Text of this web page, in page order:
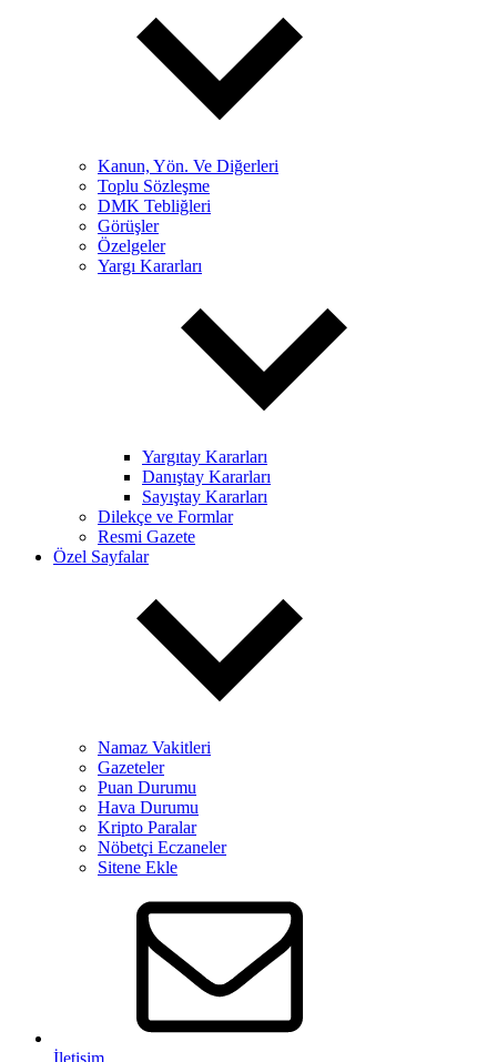
Kanun, Yön. Ve Diğerleri
Toplu Sözleşme
DMK Tebliğleri
Görüşler
Özelgeler
Yargı Kararları
Yargıtay Kararları
Danıştay Kararları
Sayıştay Kararları
Dilekçe ve Formlar
Resmi Gazete
Özel Sayfalar
Namaz Vakitleri
Gazeteler
Puan Durumu
Hava Durumu
Kripto Paralar
Nöbetçi Eczaneler
Sitene Ekle
İletişim